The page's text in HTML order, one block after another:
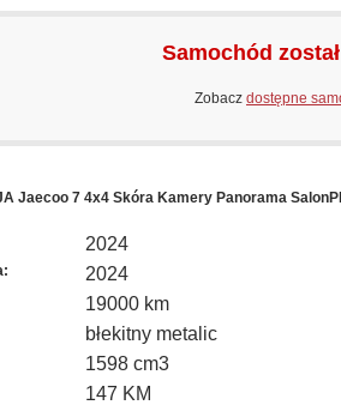
Samochód
Zobacz dostępne
Jaecoo 7 4x4 Skóra Kamery Panorama
2024
2024
19000 km
błekitny metalic
1598 cm3
147 KM